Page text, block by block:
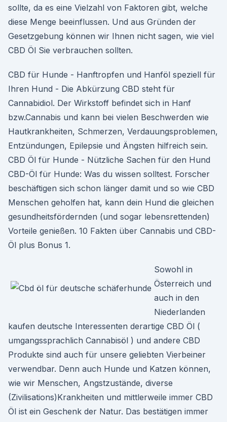
sollte, da es eine Vielzahl von Faktoren gibt, welche
diese Menge beeinflussen. Und aus Gründen der
Gesetzgebung können wir Ihnen nicht sagen, wie viel
CBD Öl Sie verbrauchen sollten.
CBD für Hunde - Hanftropfen und Hanföl speziell für
Ihren Hund - Die Abkürzung CBD steht für
Cannabidiol. Der Wirkstoff befindet sich in Hanf
bzw.Cannabis und kann bei vielen Beschwerden wie
Hautkrankheiten, Schmerzen, Verdauungsproblemen,
Entzündungen, Epilepsie und Ängsten hilfreich sein.
CBD Öl für Hunde - Nützliche Sachen für den Hund
CBD-Öl für Hunde: Was du wissen solltest. Forscher
beschäftigen sich schon länger damit und so wie CBD
Menschen geholfen hat, kann dein Hund die gleichen
gesundheitsfördernden (und sogar lebensrettenden)
Vorteile genießen. 10 Fakten über Cannabis und CBD-
Öl plus Bonus 1.
Sowohl in
Österreich und
auch in den
Niederlanden
kaufen deutsche Interessenten derartige CBD Öl (
umgangssprachlich Cannabisöl ) und andere CBD
Produkte sind auch für unsere geliebten Vierbeiner
verwendbar. Denn auch Hunde und Katzen können,
wie wir Menschen, Angstzustände, diverse
(Zivilisations)Krankheiten und mittlerweile immer CBD
Öl ist ein Geschenk der Natur. Das bestätigen immer